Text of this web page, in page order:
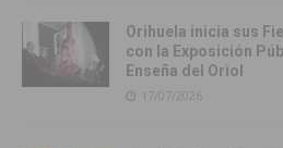
Orihuela inicia sus
con la Exposición
Enseña del Oriol
17/07/2026